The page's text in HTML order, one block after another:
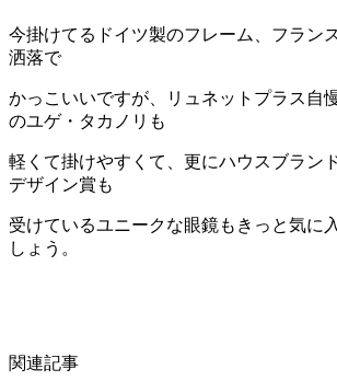
今掛けてるドイツ製のフレーム、フラ
洒落で
かっこいいですが、リュネットプラス自
のユゲ・タカノリも
軽くて掛けやすくて、更にハウスブラン
デザイン賞も
受けているユニークな眼鏡もきっと気に
しょう。
関連記事